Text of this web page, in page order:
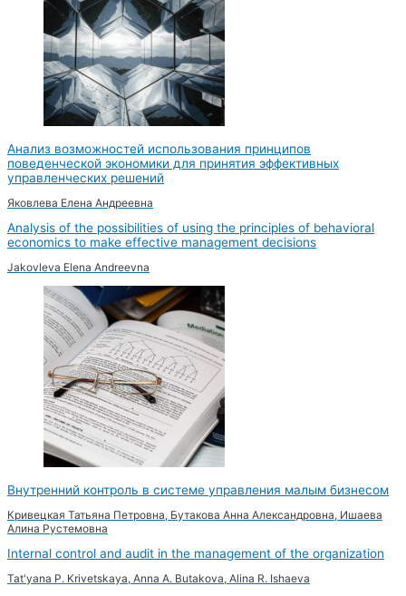
Анализ возможностей использования принципов
поведенческой экономики для принятия эффективных
управленческих решений
Яковлева Елена Андреевна
Analysis of the possibilities of using the principles of behavioral
economics to make effective management decisions
Jakovleva Elena Andreevna
Внутренний контроль в системе управления малым бизнесом
Кривецкая Татьяна Петровна, Бутакова Анна Александровна, Ишаева
Алина Рустемовна
Internal control and audit in the management of the organization
Tat'yana P. Krivetskaya, Anna A. Butakova, Alina R. Ishaeva